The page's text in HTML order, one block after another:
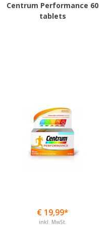
Centrum Performance 60
tablets
€ 19,99*
inkl. MwSt.